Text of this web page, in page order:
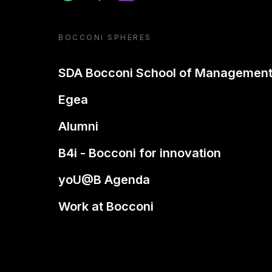
BOCCONI SPHERES
SDA Bocconi School of Management
Egea
Alumni
B4i - Bocconi for innovation
yoU@B Agenda
Work at Bocconi